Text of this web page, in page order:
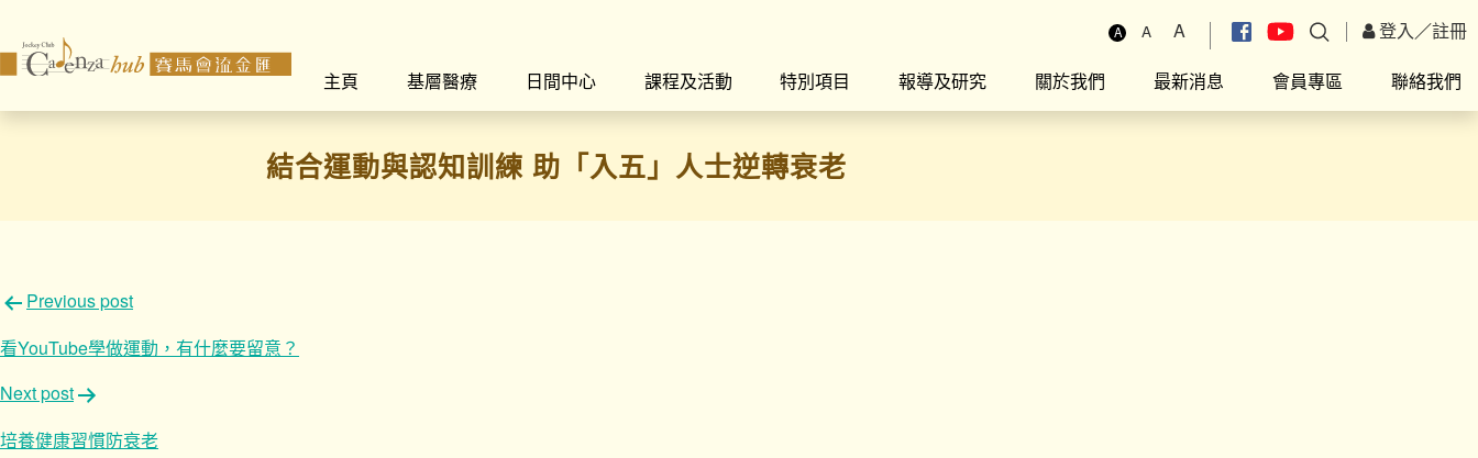
A A A 登入／註冊
主頁
基層醫療 日間中心 課程及活動 特別項目 報導及研究 關於我們 最新消息 會員專區 聯絡我們
結合運動與認知訓練 助「入五」人士逆轉衰老
文
章
導
覽
Previous post
看YouTube學做運動，有什麼要留意？
Next post
培養健康習慣防衰老